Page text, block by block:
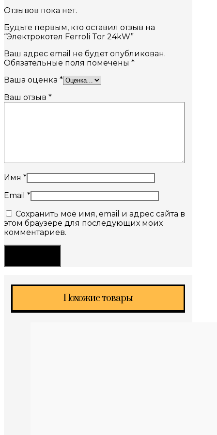
Отзывов пока нет.
Будьте первым, кто оставил отзыв на
“Электрокотел Ferroli Tor 24kW”
Ваш адрес email не будет опубликован.
Обязательные поля помечены *
Ваша оценка *
Ваш отзыв *
Имя *
Email *
Сохранить моё имя, email и адрес сайта в
этом браузере для последующих моих
комментариев.
Похожие товары